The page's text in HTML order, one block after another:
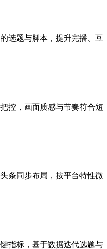
选题与脚本，提升完播、互
控，画面质感与节奏符合短
条同步布局，按平台特性微
指标，基于数据迭代选题与